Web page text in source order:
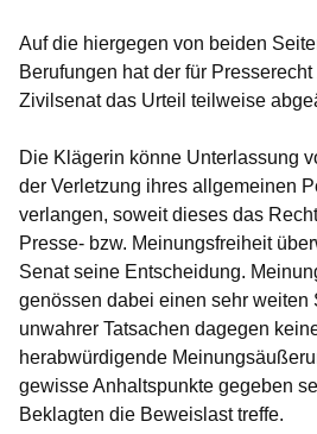
Auf die hiergegen von beiden
Berufungen hat der für
Zivilsenat das Urteil teilweise
Die Klägerin könne Unterlassung
der Verletzung ihres allgemeinen
verlangen, soweit dieses das
Presse- bzw. Meinungsfreiheit
Senat seine Entscheidung.
genössen dabei einen sehr weiten
unwahrer Tatsachen dagegen
herabwürdigende
gewisse Anhaltspunkte gegeben
Beklagten die Beweislast treffe.